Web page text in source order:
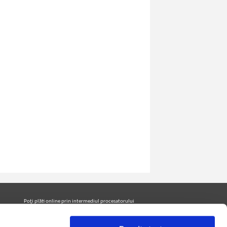
Poţi plăti online prin intermediul procesatorului